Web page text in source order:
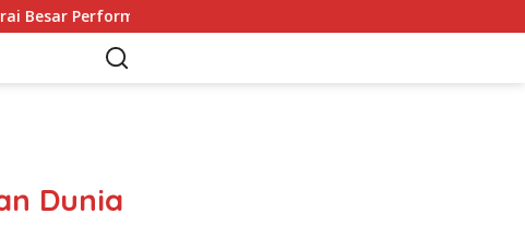
Andal
Dunia